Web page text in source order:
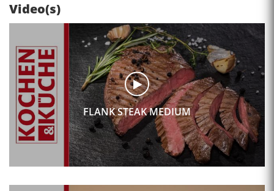
Video(s)
FLANK STEAK MEDIUM